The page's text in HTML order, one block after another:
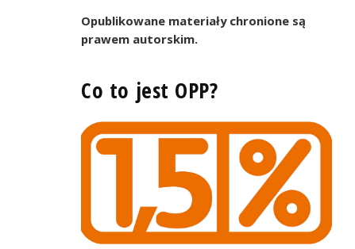
Opublikowane materiały chronione są
prawem autorskim.
Co to jest OPP?